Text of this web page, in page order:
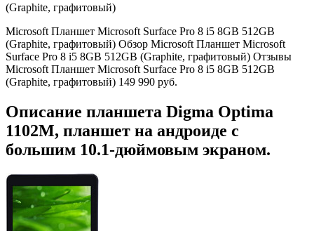
Microsoft Планшет Microsoft Surface Pro 8 i5 8GB 512GB
(Graphite, графитовый) Обзор Microsoft Планшет Microsoft
Surface Pro 8 i5 8GB 512GB (Graphite, графитовый) Отзывы
Microsoft Планшет Microsoft Surface Pro 8 i5 8GB 512GB
(Graphite, графитовый) 149 990 руб.
Описание планшета Digma Optima
1102M, планшет на андроиде с
большим 10.1-дюймовым экраном.